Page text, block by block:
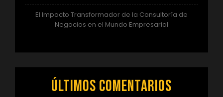
El Impacto Transformador de la Consultoría de
Negocios en el Mundo Empresarial
Últimos comentarios